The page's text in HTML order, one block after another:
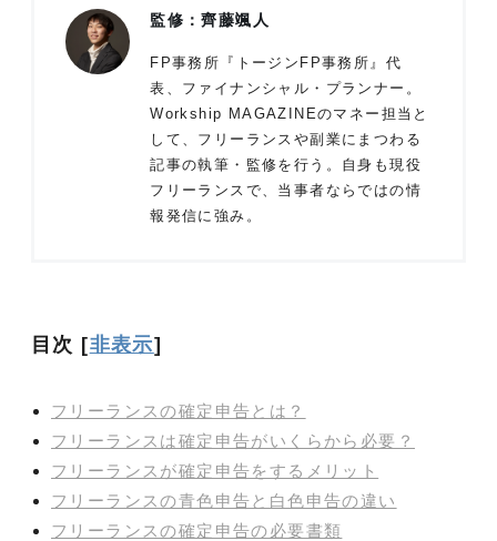
監修：齊藤颯人
FP事務所『トージンFP事務所』代
表、ファイナンシャル・プランナー。
Workship MAGAZINEのマネー担当と
して、フリーランスや副業にまつわる
記事の執筆・監修を行う。自身も現役
フリーランスで、当事者ならではの情
報発信に強み。
目次 [非表示]
フリーランスの確定申告とは？
フリーランスは確定申告がいくらから必要？
フリーランスが確定申告をするメリット
フリーランスの青色申告と白色申告の違い
フリーランスの確定申告の必要書類